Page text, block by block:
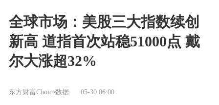
全球市场：美股三大指数续创
新高 道指首次站稳51000点 戴
尔大涨超32%
东方财富Choice数据 05-30 06:00